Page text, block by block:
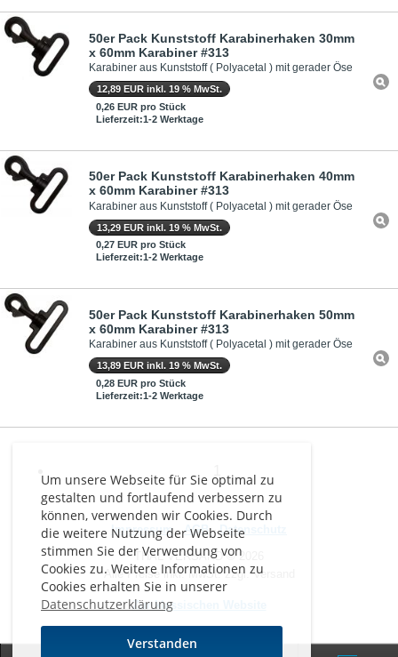
Um unsere Webseite für Sie optimal zu
gestalten und fortlaufend verbessern zu
können, verwenden wir Cookies. Durch
die weitere Nutzung der Webseite
stimmen Sie der Verwendung von
Cookies zu. Weitere Informationen zu
Cookies erhalten Sie in unserer
Datenschutzerklärung
Verstanden
50er Pack Kunststoff Karabinerhaken 30mm
x 60mm Karabiner #313
Karabiner aus Kunststoff ( Polyacetal ) mit gerader Öse
12,89 EUR inkl. 19 % MwSt.
0,26 EUR pro Stück
Lieferzeit:1-2 Werktage
50er Pack Kunststoff Karabinerhaken 40mm
x 60mm Karabiner #313
Karabiner aus Kunststoff ( Polyacetal ) mit gerader Öse
13,29 EUR inkl. 19 % MwSt.
0,27 EUR pro Stück
Lieferzeit:1-2 Werktage
50er Pack Kunststoff Karabinerhaken 50mm
x 60mm Karabiner #313
Karabiner aus Kunststoff ( Polyacetal ) mit gerader Öse
13,89 EUR inkl. 19 % MwSt.
0,28 EUR pro Stück
Lieferzeit:1-2 Werktage
Impressum-AGB-Datenschutz
THAL VERSAND © 2026
Alle Preise inkl. MwSt. zzgl. Versand
Zur klassischen Website